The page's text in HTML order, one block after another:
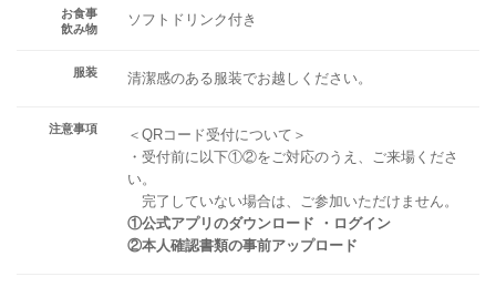
お食事
飲み物
ソフトドリンク付き
服装 清潔感のある服装でお越しください。
注意事項
＜QRコード受付について＞
・受付前に以下①②をご対応のうえ、ご来場くださ
い。
完了していない場合は、ご参加いただけません。
①公式アプリのダウンロード ・ログイン
②本人確認書類の事前アップロード